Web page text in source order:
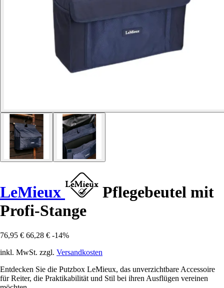
LeMieux
Pflegebeutel mit
Profi-Stange
76,95 € 66,28 € -14%
inkl. MwSt. zzgl. Versandkosten
Entdecken Sie die Putzbox LeMieux, das unverzichtbare Accessoire
für Reiter, die Praktikabilität und Stil bei ihren Ausflügen vereinen